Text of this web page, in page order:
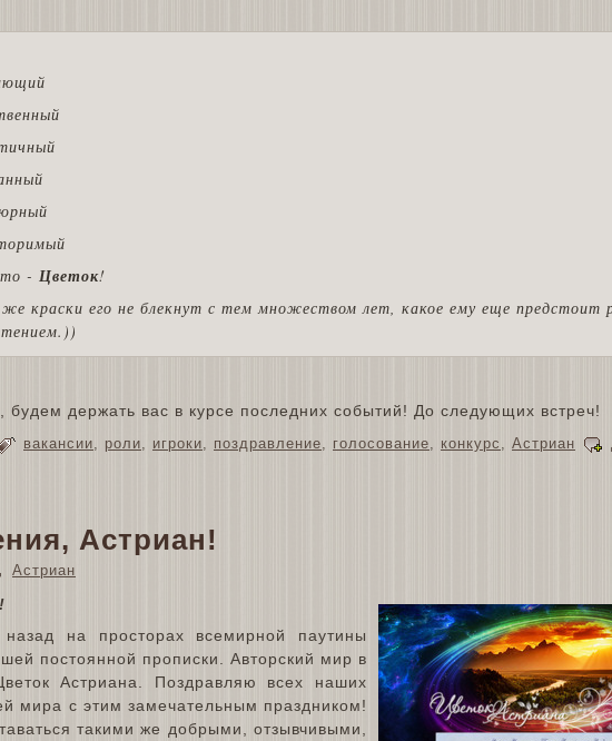
- Цветок!
краски его не блекнут с тем множеством лет, какое ему еще предстоит
будем держать вас в курсе последних событий! До следующих встреч!
вакансии, роли, игроки, поздравление, голосование, конкурс , Астриан
Астриан!
Астриан
на просторах всемирной паутины
постоянной прописки. Авторский мир в
Астриана. Поздравляю всех наших
мира с этим замечательным праздником!
такими же добрыми, отзывчивыми,